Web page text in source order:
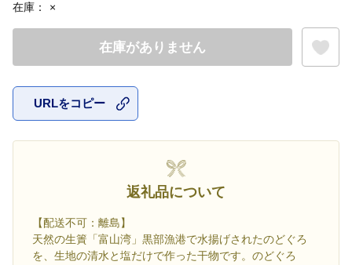
在庫： ×
在庫がありません
URLをコピー
返礼品について
【配送不可：離島】
天然の生簀「富山湾」黒部漁港で水揚げされたのどぐろ
を、生地の清水と塩だけで作った干物です。のどぐろ